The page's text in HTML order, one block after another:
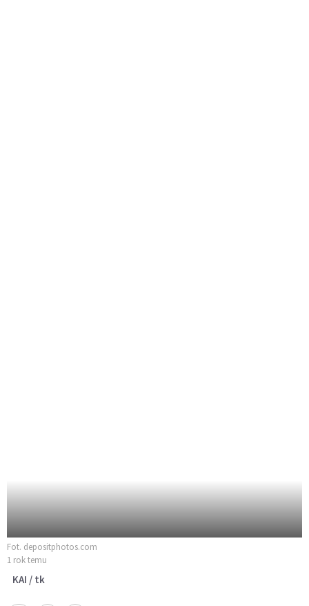
Fot. depositphotos.com
1 rok temu
KAI / tk